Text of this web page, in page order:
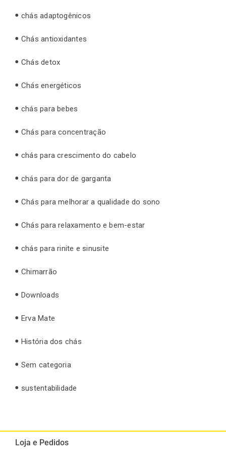
chás adaptogênicos
Chás antioxidantes
Chás detox
Chás energéticos
chás para bebes
Chás para concentração
chás para crescimento do cabelo
chás para dor de garganta
Chás para melhorar a qualidade do sono
Chás para relaxamento e bem-estar
chás para rinite e sinusite
Chimarrão
Downloads
Erva Mate
História dos chás
Sem categoria
sustentabilidade
Loja e Pedidos